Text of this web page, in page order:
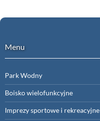
Menu
Park Wodny
Boisko wielofunkcyjne
Imprezy sportowe i rekreacyjne